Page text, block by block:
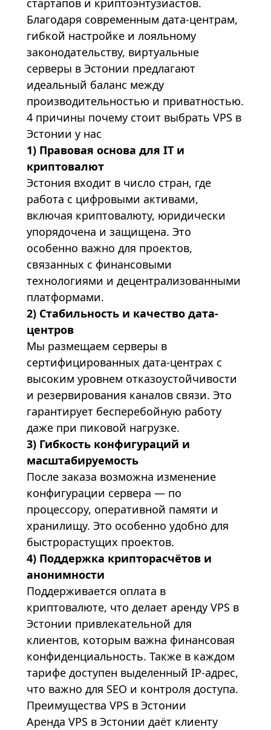
стартапов и криптоэнтузиастов.
Благодаря современным дата-центрам,
гибкой настройке и лояльному
законодательству, виртуальные
серверы в Эстонии предлагают
идеальный баланс между
производительностью и приватностью.
4 причины почему стоит выбрать VPS в
Эстонии у нас
1) Правовая основа для IT и
криптовалют
Эстония входит в число стран, где
работа с цифровыми активами,
включая криптовалюту, юридически
упорядочена и защищена. Это
особенно важно для проектов,
связанных с финансовыми
технологиями и децентрализованными
платформами.
2) Стабильность и качество дата-
центров
Мы размещаем серверы в
сертифицированных дата-центрах с
высоким уровнем отказоустойчивости
и резервирования каналов связи. Это
гарантирует бесперебойную работу
даже при пиковой нагрузке.
3) Гибкость конфигураций и
масштабируемость
После заказа возможна изменение
конфигурации сервера — по
процессору, оперативной памяти и
хранилищу. Это особенно удобно для
быстрорастущих проектов.
4) Поддержка крипторасчётов и
анонимности
Поддерживается оплата в
криптовалюте, что делает аренду VPS в
Эстонии привлекательной для
клиентов, которым важна финансовая
конфиденциальность. Также в каждом
тарифе доступен выделенный IP-адрес,
что важно для SEO и контроля доступа.
Преимущества VPS в Эстонии
Аренда VPS в Эстонии даёт клиенту